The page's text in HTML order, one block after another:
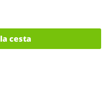
cesta